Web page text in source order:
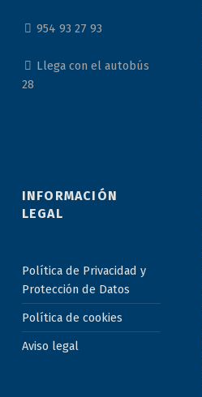
954 93 27 93
Llega con el autobús
28
INFORMACIÓN
LEGAL
Política de Privacidad y
Protección de Datos
Política de cookies
Aviso legal